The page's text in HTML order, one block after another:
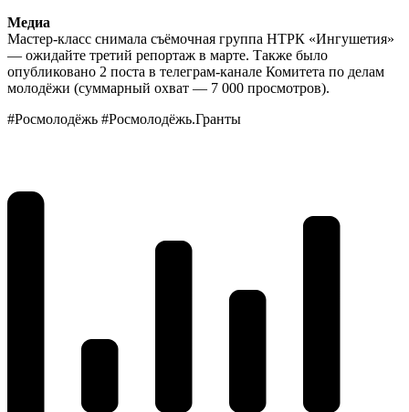
Медиа
Мастер-класс снимала съёмочная группа НТРК «Ингушетия»
— ожидайте третий репортаж в марте. Также было
опубликовано 2 поста в телеграм-канале Комитета по делам
молодёжи (суммарный охват — 7 000 просмотров).
#Росмолодёжь #Росмолодёжь.Гранты